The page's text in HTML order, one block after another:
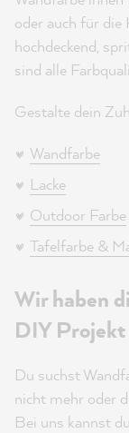
oder auch für die
hochdeckend,
sind alle
Gestalte dein
Wandfarbe
Lacke
Outdoor Farbe
Tafelfarbe &
Wir haben
DIY Projekt
Du suchst
nicht mehr oder
Bei uns kannst